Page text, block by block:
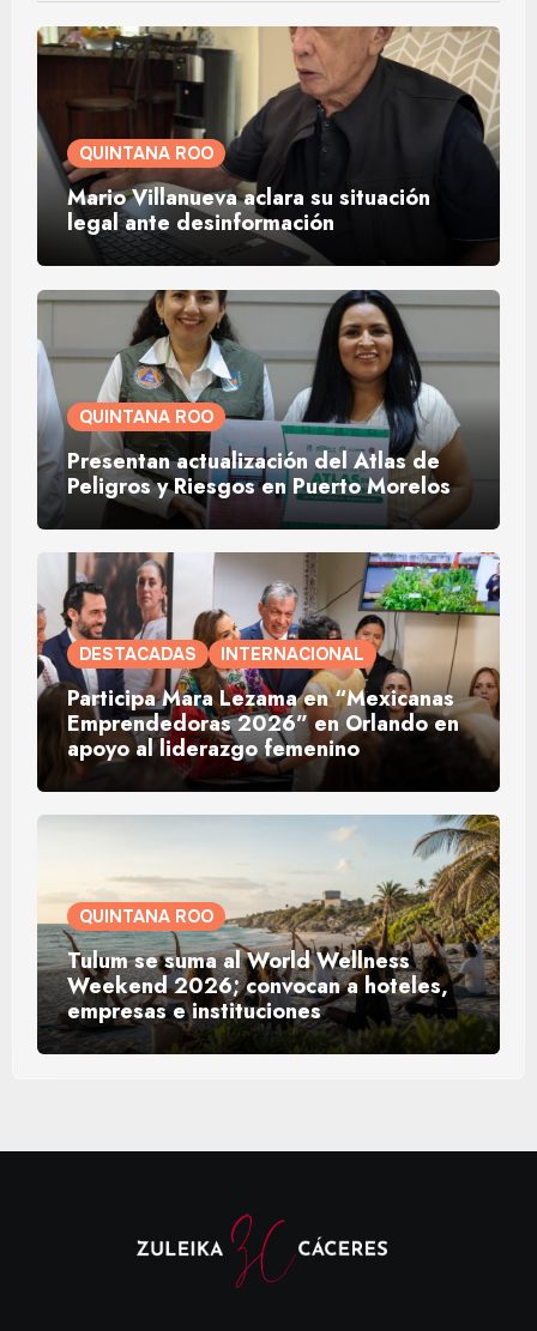
QUINTANA ROO
Mario Villanueva aclara su situación
legal ante desinformación
QUINTANA ROO
Presentan actualización del Atlas de
Peligros y Riesgos en Puerto Morelos
DESTACADAS INTERNACIONAL
Participa Mara Lezama en “Mexicanas
Emprendedoras 2026” en Orlando en
apoyo al liderazgo femenino
QUINTANA ROO
Tulum se suma al World Wellness
Weekend 2026; convocan a hoteles,
empresas e instituciones